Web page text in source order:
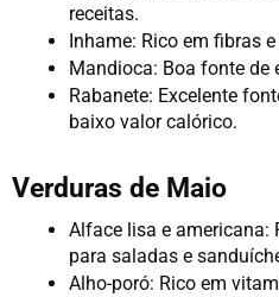
receitas.
Inhame: Rico em fibras
Mandioca: Boa fonte de
Rabanete: Excelente
baixo valor calórico.
Verduras de Maio
Alface lisa e americana:
para saladas e
Alho-poró: Rico em